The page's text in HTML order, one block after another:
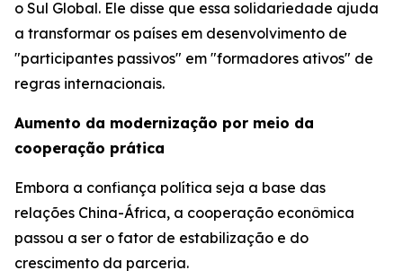
o Sul Global. Ele disse que essa solidariedade ajuda
a transformar os países em desenvolvimento de
"participantes passivos" em "formadores ativos" de
regras internacionais.
Aumento da modernização por meio da
cooperação prática
Embora a confiança política seja a base das
relações China-África, a cooperação econômica
passou a ser o fator de estabilização e do
crescimento da parceria.